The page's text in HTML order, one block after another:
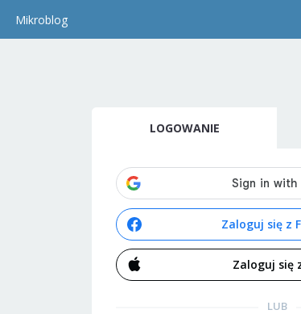
Mikroblog
LOGOWANIE
Zaloguj się z
Zaloguj się
LUB